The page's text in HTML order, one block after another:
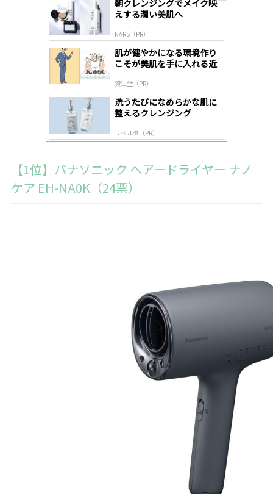
朝クレンジングでメイク映
えする潤い美肌へ
NARS（PR）
肌が健やかになる環境作り
こそが美肌を手に入れる近
資生堂（PR）
洗うたびになめらかな肌に
整えるクレンジング
リベルタ（PR）
【1位】パナソニック ヘアードライヤー ナノ
ケア EH-NA0K（24票）